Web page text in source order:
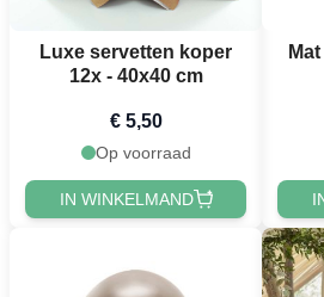
Luxe servetten koper
12x - 40x40 cm
€ 5,50
Op voorraad
IN WINKELMAND